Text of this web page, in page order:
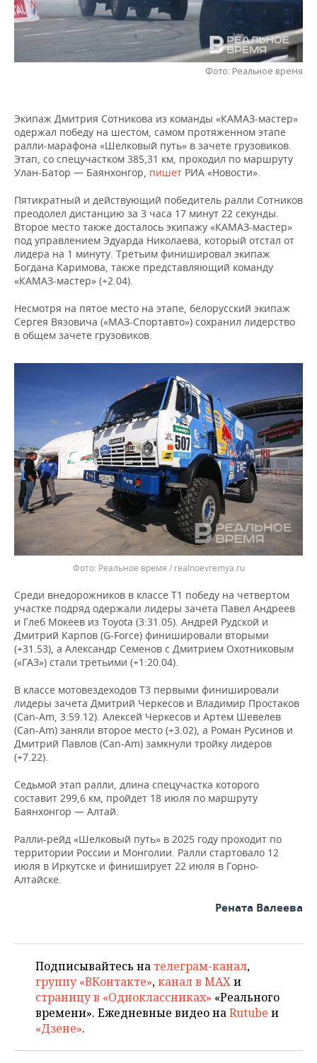
НЕФТЕХИМИЯ
НЕФТЬ
РОЗНИЧНАЯ ТОРГОВЛЯ
ТРАНСПОРТ
НОВОСТИ ТЕХНОЛОГИЙ
IT
ТЕЛЕКОММУНИКАЦИИ
МЕРОПРИЯТИЯ
НОВОСТИ МЕРОПРИЯТИЙ
БИЗНЕС-БРАНЧИ
ONLINE-КОНФЕРЕНЦИИ
СПОРТ
ФУТБОЛ
ХОККЕЙ
ВОЛЕЙБОЛ
КИБЕРСПОРТ
ФИГУРНОЕ КАТАНИЕ
ВОДНЫЕ ВИДЫ СПОРТА
НОВОСТИ ОБЩЕСТВА
ВЛАСТЬ
ИСТОРИЯ
КУЛЬТУРА
МЕДИЦИНА
ОБРАЗОВАНИЕ
ФОТОГАЛЕРЕЯ
СЮЖЕТЫ
СПИСОК ПЕРСОН
СПИСОК КОМПАНИЙ
ПОЛНАЯ ВЕРСИЯ
Фото: Реальное время
Экипаж Дмитрия Сотникова из команды «КАМАЗ-мастер»
одержал победу на шестом, самом протяженном этапе
ралли-марафона «Шелковый путь» в зачете грузовиков.
Этап, со спецучастком 385,31 км, проходил по маршруту
Улан-Батор — Баянхонгор, пишет РИА «Новости».
Пятикратный и действующий победитель ралли Сотников
преодолел дистанцию за 3 часа 17 минут 22 секунды.
Второе место также досталось экипажу «КАМАЗ-мастер»
под управлением Эдуарда Николаева, который отстал от
лидера на 1 минуту. Третьим финишировал экипаж
Богдана Каримова, также представляющий команду
«КАМАЗ-мастер» (+2.04).
Несмотря на пятое место на этапе, белорусский экипаж
Сергея Вязовича («МАЗ-Спортавто») сохранил лидерство
в общем зачете грузовиков.
Реальное время / realnoevremya.ru
Среди внедорожников в классе Т1 победу на четвертом
участке подряд одержали лидеры зачета Павел Андреев
и Глеб Мокеев из Toyota (3:31.05). Андрей Рудской и
Дмитрий Карпов (G-Force) финишировали вторыми
(+31.53), а Александр Семенов с Дмитрием Охотниковым
(«ГАЗ») стали третьими (+1:20.04).
В классе мотовездеходов Т3 первыми финишировали
лидеры зачета Дмитрий Черкесов и Владимир Простаков
(Can-Am, 3:59.12). Алексей Черкесов и Артем Шевелев
(Can-Am) заняли второе место (+3.02), а Роман Русинов и
Дмитрий Павлов (Can-Am) замкнули тройку лидеров
(+7.22).
Седьмой этап ралли, длина спецучастка которого
составит 299,6 км, пройдет 18 июля по маршруту
Баянхонгор — Алтай.
Ралли-рейд «Шелковый путь» в 2025 году проходит по
территории России и Монголии. Ралли стартовало 12
июля в Иркутске и финиширует 22 июля в Горно-
Алтайске.
Рената Валеева
Подписывайтесь на телеграм-канал,
группу «ВКонтакте»,канал в MAXи
страницу в «Одноклассниках» «Реального
времени». Ежедневные видео наRutube и
«Дзене».